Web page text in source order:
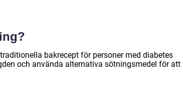
bakrecept för personer med diabetes
och använda alternativa sötningsmedel för att